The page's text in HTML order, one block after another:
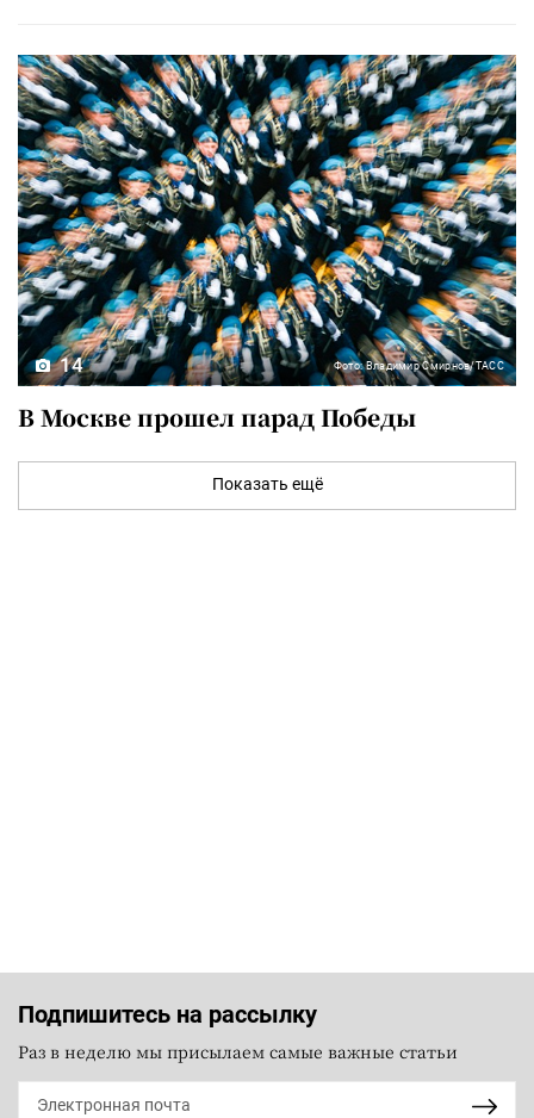
14 Фото: Владимир Смирнов/ТАСС
В Москве прошел парад Победы
Показать ещё
Подпишитесь на рассылку
Раз в неделю мы присылаем самые важные статьи